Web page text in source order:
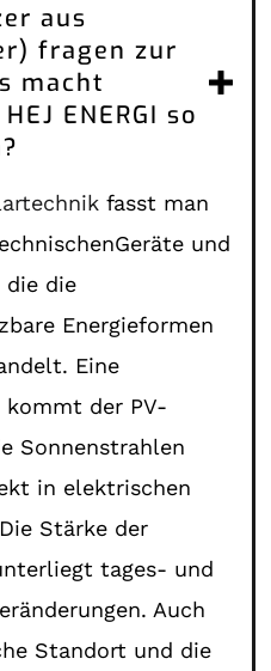
aus
fragen zur
macht
ENERGI so
fasst man
und
die die
Energieformen
Eine
kommt der PV-
Sonnenstrahlen
in elektrischen
Stärke der
tages- und
Auch
Standort und die